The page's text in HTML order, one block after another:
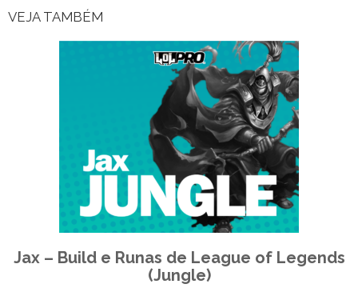
VEJA TAMBÉM
Jax – Build e Runas de League of Legends
(Jungle)